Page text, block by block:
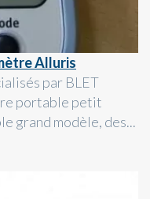
Alluris
par BLET
portable petit
grand modèle, des...